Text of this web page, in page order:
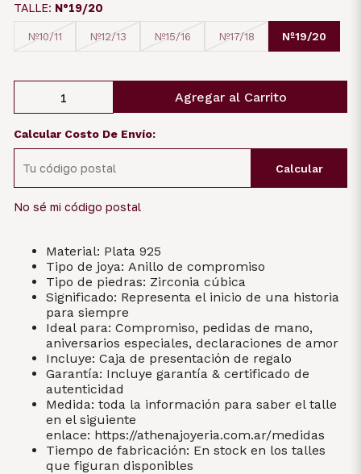
TALLE: Nº19/20
Nº10/11 Nº12/13 Nº15/16 Nº17/18 Nº19/20
Agregar al Carrito
Calcular Costo De Envío:
Calcular
No sé mi código postal
Material: Plata 925
Tipo de joya: Anillo de compromiso
Tipo de piedras: Zirconia cúbica
Significado: Representa el inicio de una historia
para siempre
Ideal para: Compromiso, pedidas de mano,
aniversarios especiales, declaraciones de amor
Incluye: Caja de presentación de regalo
Garantía: Incluye garantía & certificado de
autenticidad
Medida: toda la información para saber el talle
en el siguiente
enlace: https://athenajoyeria.com.ar/medidas
Tiempo de fabricación: En stock en los talles
que figuran disponibles